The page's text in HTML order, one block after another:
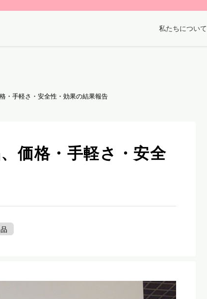
私たちについて
・手軽さ・安全性・効果の結果報告
価格・手軽さ・安全